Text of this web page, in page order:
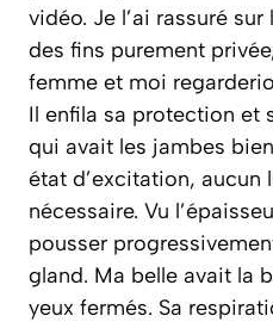
vidéo. Je l’ai rassuré
des fins purement
femme et moi
Il enfila sa protection et
qui avait les jambes
état d’excitation, aucun
nécessaire. Vu
pousser
gland. Ma belle avait la
yeux fermés. Sa